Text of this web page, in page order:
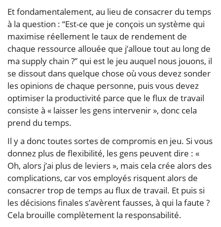
Et fondamentalement, au lieu de consacrer du temps
à la question : “Est-ce que je conçois un système qui
maximise réellement le taux de rendement de
chaque ressource allouée que j’alloue tout au long de
ma supply chain ?” qui est le jeu auquel nous jouons, il
se dissout dans quelque chose où vous devez sonder
les opinions de chaque personne, puis vous devez
optimiser la productivité parce que le flux de travail
consiste à « laisser les gens intervenir », donc cela
prend du temps.
Il y a donc toutes sortes de compromis en jeu. Si vous
donnez plus de flexibilité, les gens peuvent dire : «
Oh, alors j’ai plus de leviers », mais cela crée alors des
complications, car vos employés risquent alors de
consacrer trop de temps au flux de travail. Et puis si
les décisions finales s’avèrent fausses, à qui la faute ?
Cela brouille complètement la responsabilité.